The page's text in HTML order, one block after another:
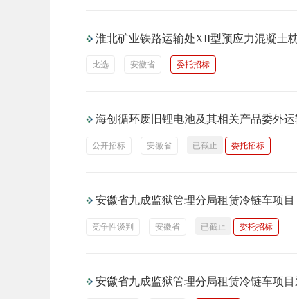
淮北矿业铁路运输处XII型预应力混凝土
比选 安徽省 委托招标
海创循环废旧锂电池及其相关产品委外
公开招标 安徽省 已截止 委托招标
安徽省九成监狱管理分局租赁冷链车项
竞争性谈判 安徽省 已截止 委托招标
安徽省九成监狱管理分局租赁冷链车项